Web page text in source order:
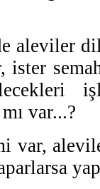
aleviler
ister
var...?
var,